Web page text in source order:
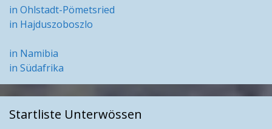
in Ohlstadt-Pömetsried
in Hajduszoboszlo
in Namibia
in Südafrika
Startliste Unterwössen